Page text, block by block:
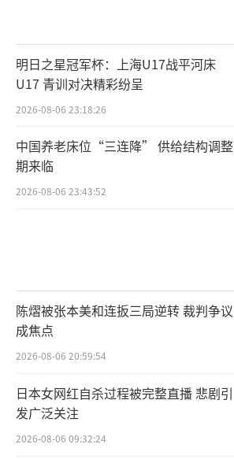
明日之星冠军杯：上海U17战平河床
U17 青训对决精彩纷呈
2026-08-06 23:18:26
中国养老床位“三连降” 供给结构调整
期来临
2026-08-06 23:43:52
陈熠被张本美和连扳三局逆转 裁判争议
成焦点
2026-08-06 20:59:54
日本女网红自杀过程被完整直播 悲剧引
发广泛关注
2026-08-06 09:32:24